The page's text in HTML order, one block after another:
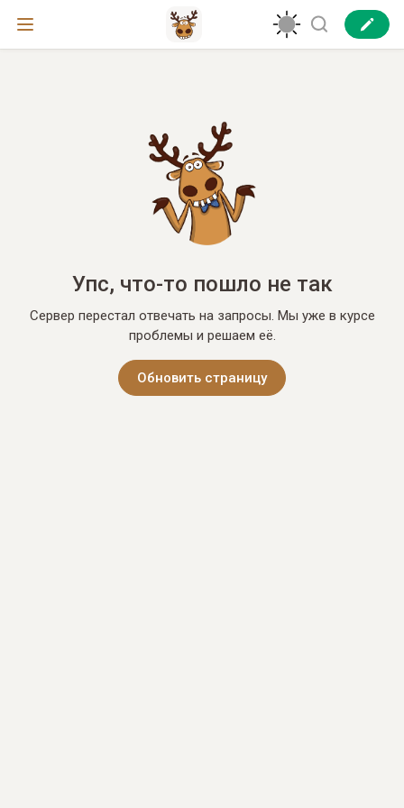
Упс, что-то пошло не так
Сервер перестал отвечать на запросы. Мы уже в курсе
проблемы и решаем её.
Обновить страницу